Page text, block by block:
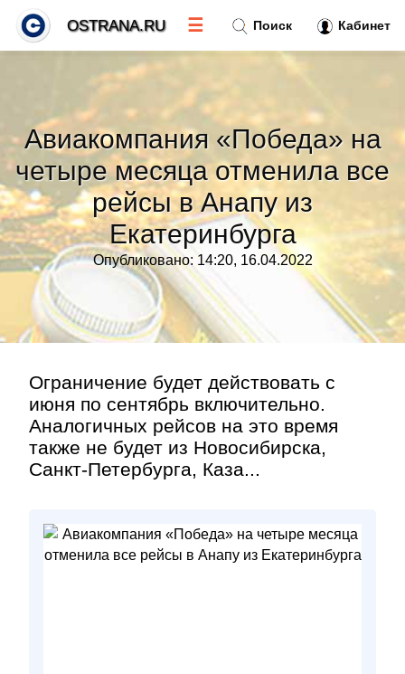
Авиакомпания «Победа» на
четыре месяца отменила все
рейсы в Анапу из
Екатеринбурга
Опубликовано: 14:20, 16.04.2022
Ограничение будет действовать с
июня по сентябрь включительно.
Аналогичных рейсов на это время
также не будет из Новосибирска,
Санкт-Петербурга, Каза...
Поиск Кабинет
OSTRANA.RU ☰
Тренды новостей »
Рубрики»
Правила»
Контакт»